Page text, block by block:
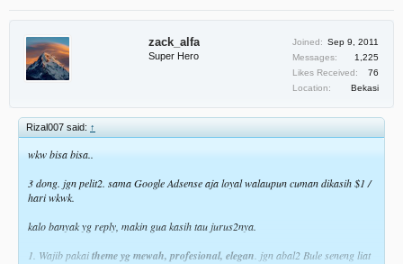
zack_alfa
Super Hero
Joined: Sep 9, 2011
Messages:
1,225
Likes Received:
76
Location:
Bekasi
Rizal007 said: ↑
wkw bisa bisa..
3 dong. jgn pelit2. sama Google Adsense aja loyal walaupun cuman dikasih $1 /
hari wkwk.
kalo banyak yg reply, makin gua kasih tau jurus2nya.
1. Wajib pakaitheme yg mewah, profesional, elegan . jgn abal2 Bule seneng liat